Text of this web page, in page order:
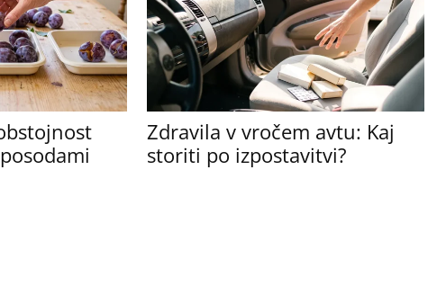
Zdravila v vročem avtu: Kaj
storiti po izpostavitvi?